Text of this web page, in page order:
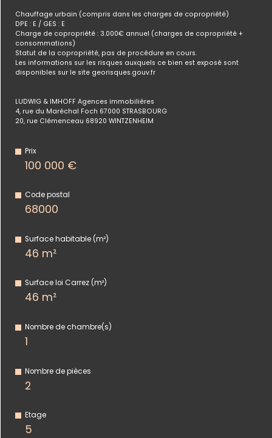
Chauffage urbain (compris dans les charges de copropriété)
DPE : E / GES : E
Charge de copropriété : 3.000€ annuel (charges de copropriété +
consommations)
Statut de la copropriété, pas de procédure en cours.
Les informations sur les risques auxquels ce bien est exposé sont
disponibles sur le site georisques.gouv.fr
LUDWIG & IMHOFF Agences immobilières
4, rue du Maréchal Foch 67000 STRASBOURG
20, rue Clémenceau 68920 WINTZENHEIM
Prix
100 000 €
Code postal
68000
Surface habitable (m²)
46 m²
Surface loi Carrez (m²)
46 m²
Nombre de chambre(s)
1
Nombre de pièces
2
Etage
5